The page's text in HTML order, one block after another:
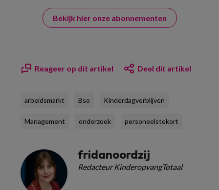
Bekijk hier onze abonnementen
Reageer op dit artikel Deel dit artikel
arbeidsmarkt Bso Kinderdagverblijven
Management onderzoek personeelstekort
fridanoordzij
Redacteur KinderopvangTotaal